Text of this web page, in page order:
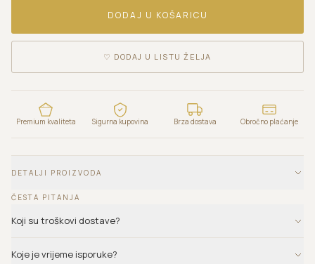
DODAJ U KOŠARICU
♡ DODAJ U LISTU ŽELJA
Premium kvaliteta Sigurna kupovina Brza dostava Obročno plaćanje
DETALJI PROIZVODA
ČESTA PITANJA
Koji su troškovi dostave?
Koje je vrijeme isporuke?